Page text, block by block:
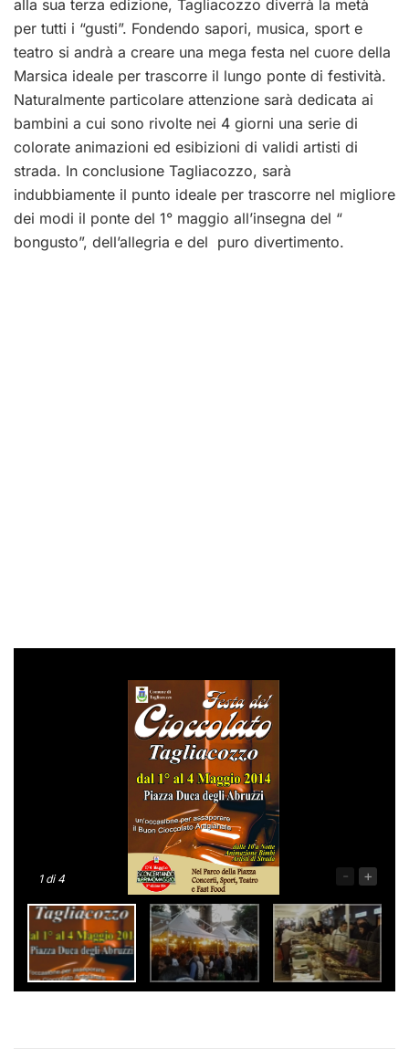
alla sua terza edizione, Tagliacozzo diverrà la metà
per tutti i “gusti”. Fondendo sapori, musica, sport e
teatro si andrà a creare una mega festa nel cuore della
Marsica ideale per trascorre il lungo ponte di festività.
Naturalmente particolare attenzione sarà dedicata ai
bambini a cui sono rivolte nei 4 giorni una serie di
colorate animazioni ed esibizioni di validi artisti di
strada. In conclusione Tagliacozzo, sarà
indubbiamente il punto ideale per trascorre nel migliore
dei modi il ponte del 1° maggio all’insegna del “
bongusto”, dell’allegria e del puro divertimento.
1di 4 - +